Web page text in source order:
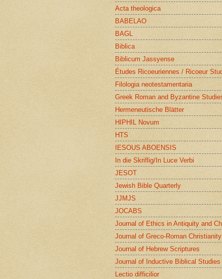
Acta theologica
BABELAO
BAGL
Biblica
Biblicum Jassyense
Études Ricoeuriennes / Ricoeur
Filologia neotestamentaria
Greek Roman and Byzantine
Hermeneutische Blätter
HIPHIL Novum
HTS
IESOUS ABOENSIS
In die Skriflig/In Luce Verbi
JESOT
Jewish Bible Quarterly
JJMJS
JOCABS
Journal of Ethics in Antiquity and
Journal of Greco-Roman
Journal of Hebrew Scriptures
Journal of Inductive Biblical Studies
Lectio difficilior